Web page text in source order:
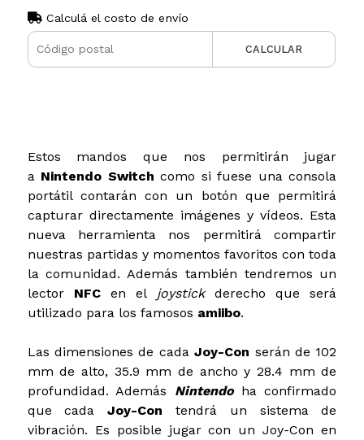
Calculá el costo de envío
CALCULAR
Estos mandos que nos permitirán jugar
a Nintendo Switch como si fuese una consola
portátil contarán con un botón que permitirá
capturar directamente imágenes y vídeos. Esta
nueva herramienta nos permitirá compartir
nuestras partidas y momentos favoritos con toda
la comunidad. Además también tendremos un
lector NFCen el joystickderecho que será
utilizado para los famosos amiibo.
Las dimensiones de cadaJoy-Con serán de 102
mm de alto, 35.9 mm de ancho y 28.4 mm de
profundidad. Además Nintendo ha confirmado
que cadaJoy-Con tendrá un sistema de
vibración. Es posible jugar con un Joy-Con en